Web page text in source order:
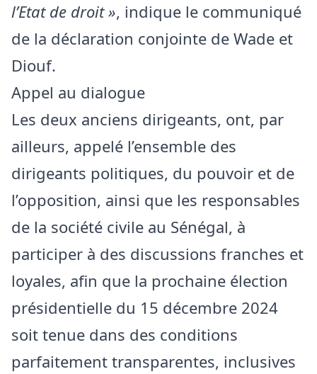
l’Etat de droit », indique le communiqué
de la déclaration conjointe de Wade et
Diouf.
Appel au dialogue
Les deux anciens dirigeants, ont, par
ailleurs, appelé l’ensemble des
dirigeants politiques, du pouvoir et de
l’opposition, ainsi que les responsables
de la société civile au Sénégal, à
participer à des discussions franches et
loyales, afin que la prochaine élection
présidentielle du 15 décembre 2024
soit tenue dans des conditions
parfaitement transparentes, inclusives